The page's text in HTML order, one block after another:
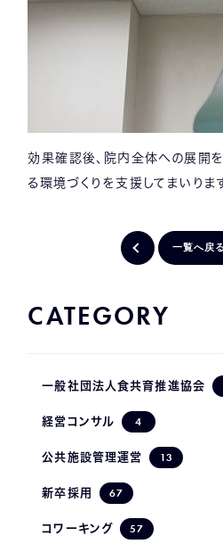
効果確認後、院内全体への展開
る環境づくりを支援してまいります
一覧へ戻る
CATEGORY
一般社団法人食共育推進協会
経営コンサル 4
公共施設管理運営 13
新卒採用 67
コワーキング 57